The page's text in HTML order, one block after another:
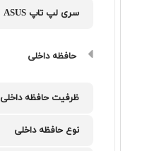
سری لپ تاپ ASUS
حافظه داخلی
ظرفیت حافظه داخلی
نوع حافظه داخلی